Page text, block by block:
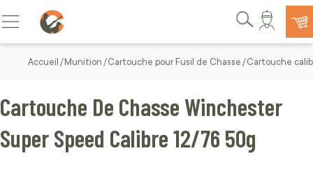
Allez au contenu
Basculer la navigation
Rechercher
Accueil Munition Cartouche pour Fusil de Chasse Cartouche
Cartouche De Chasse Winchester
Super Speed Calibre 12/76 50g